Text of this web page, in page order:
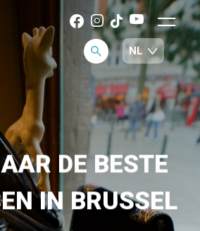
DE BESTE
IN BRUSSEL